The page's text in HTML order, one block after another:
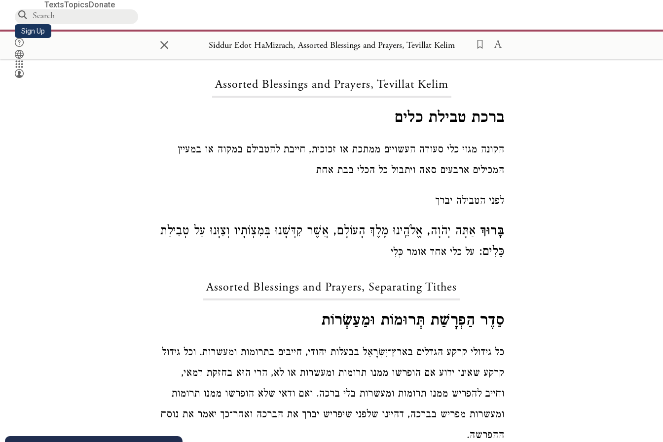
TextsTopicsDonate
Sign Up × Siddur Edot HaMizrach, Assorted Blessings and Prayers, Tevillat Kelim
Assorted Blessings and Prayers, Tevillat Kelim
ברכת טבילת כלים
הקונה מגוי כלי סעודה העשויים ממתכת או זכוכית, חייבת להטבילם במקוה או במעיין
המכילים ארבעים סאה ויתבול כל הכלי בבת אחת
לפני הטבילה יברך
בָּרוּךְ אַתָּה יְהֹוָה, אֱלֹהֵֽינוּ מֶלֶךְ הָעוֹלָם, אֲשֶׁר קִדְּשָׁנוּ בְּמִצְוֹתָיו וְצִוָּנוּ עַל טְבִילַת
כֵּלִים: על כלי אחד אומר כְּלִי
Assorted Blessings and Prayers, Separating Tithes
סֵדֶר הַפְרָשַׁת תְּרוּמוֹת וּמַעַשְׂרוֹת
כל גידולי קרקע הגדלים בארץ־יִשְׂרָאֵל בבעלות יהודי, חייבים בתרומות ומעשרות. וכל גידול
קרקע שאינו ידוע אם הופרשו ממנו תרומות ומעשרות או לא, הרי הוּא בחזקת דמאי,
וחייב להפריש ממנו תרומות ומעשרות בלי ברכה. ואם ודאי שלא הופרשו ממנו תרומות
ומעשרות מפריש בברכה, דהיינו שלפני שיפריש יברך את הברכה ואחר־כך יאמר את נוסח
ההפרשה.